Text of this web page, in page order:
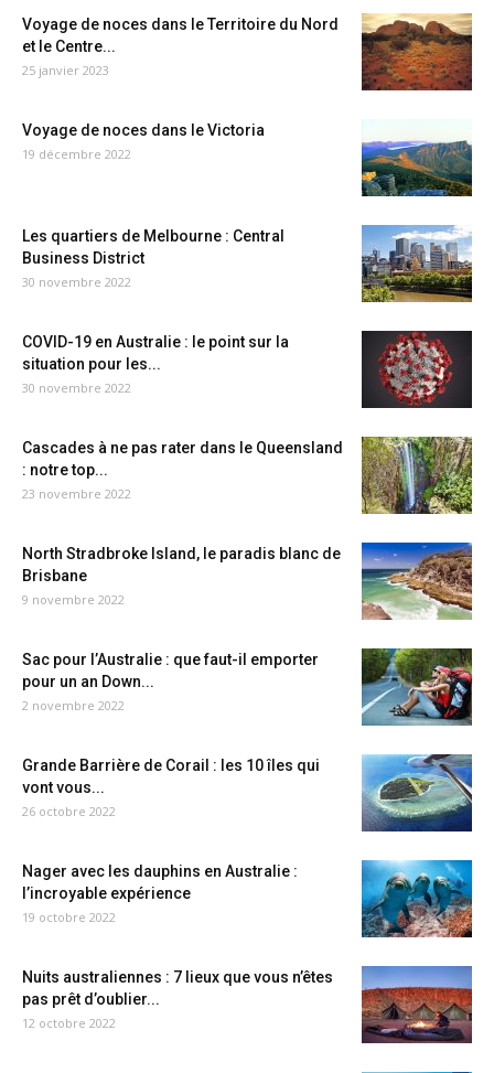
Voyage de noces dans le Territoire du Nord
et le Centre...
25 janvier 2023
Voyage de noces dans le Victoria
19 décembre 2022
Les quartiers de Melbourne : Central
Business District
30 novembre 2022
COVID-19 en Australie : le point sur la
situation pour les...
30 novembre 2022
Cascades à ne pas rater dans le Queensland
: notre top...
23 novembre 2022
North Stradbroke Island, le paradis blanc de
Brisbane
9 novembre 2022
Sac pour l’Australie : que faut-il emporter
pour un an Down...
2 novembre 2022
Grande Barrière de Corail : les 10 îles qui
vont vous...
26 octobre 2022
Nager avec les dauphins en Australie :
l’incroyable expérience
19 octobre 2022
Nuits australiennes : 7 lieux que vous n’êtes
pas prêt d’oublier...
12 octobre 2022